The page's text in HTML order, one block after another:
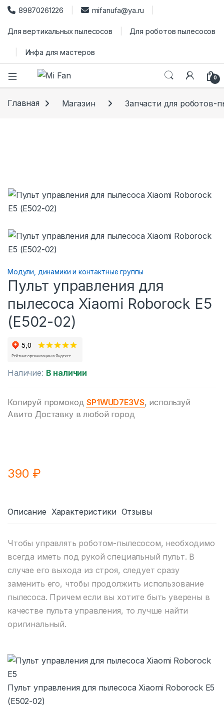
89870261226 mifanufa@ya.ru
Для вертикальных пылесосов Для роботов пылесосов
Инфа для мастеров
0
Главная Магазин Запчасти для роботов-
Модули, динамики и контактные группы
Пульт управления для
пылесоса Xiaomi Roborock E5
(E502-02)
Наличие: В наличии
Копируй промокодSP1WUD7E3VS, используй
Авито Доставку в любой город
390₽
Описание Характеристики Отзывы
Чтобы управлять роботом-пылесосом, необходимо
всегда иметь под рукой специальный пульт. В
случае его выхода из строя, следует сразу
заменить его, чтобы продолжить использование
пылесоса. Причем если вы хотите быть уверены в
качестве пульта управления, то лучше найти
оригинальный.
Пульт управления для пылесоса Xiaomi Roborock E5
(E502-02)